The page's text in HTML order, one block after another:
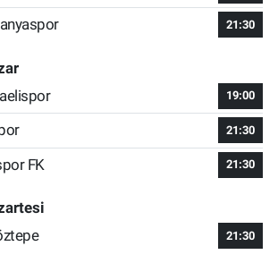
21:30
19:00
21:30
FK 21:30
21:30